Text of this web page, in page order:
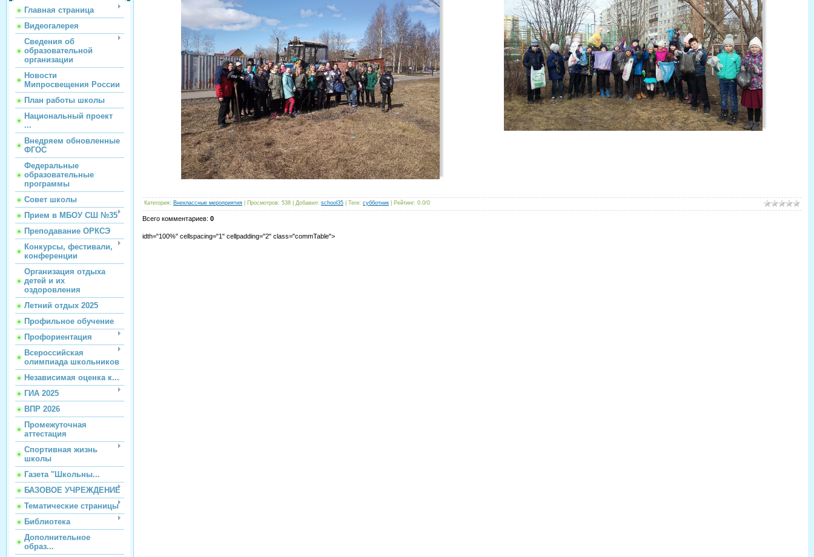
Главная страница
Видеогалерея
Сведения об
образовательной
организации
Новости
Мипросвещения России
План работы школы
Национальный проект
...
Внедряем обновленные
ФГОС
Федеральные
образовательные
программы
Совет школы
Прием в МБОУ СШ №35
Преподавание ОРКСЭ
Конкурсы, фестивали,
конференции
Организация отдыха
детей и их
оздоровления
Летний отдых 2025
Профильное обучение
Профориентация
Всероссийская
олимпиада школьников
Независимая оценка к...
ГИА 2025
ВПР 2026
Промежуточная
аттестация
Спортивная жизнь
школы
Газета "Школьны...
БАЗОВОЕ УЧРЕЖДЕНИЕ
Тематические страницы
Библиотека
Дополнительное
образ...
Категория: Внеклассные мероприятия Просмотров: 538 Добавил: school35 Теги: субботник Рейтинг: 0.0/0
Всего комментариев: 0
idth="100%" cellspacing="1" cellpadding="2" class="commTable">